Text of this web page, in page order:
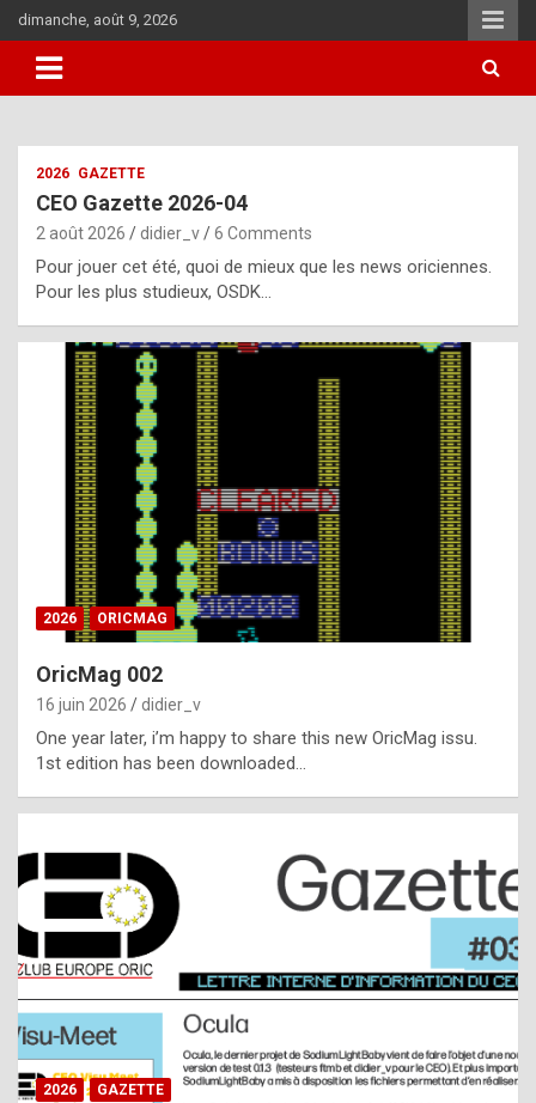
Skip
to
content
dimanche, août 9, 2026
i
u
l
y
d
i
ff
i
l
t
t
s
t
a
s
2026 GAZETTE
CEO Gazette 2026-04
2 août 2026 didier_v 6 Comments
Pour jouer cet été, quoi de mieux que les news oriciennes.
Pour les plus studieux, OSDK…
2026 ORICMAG
OricMag 002
16 juin 2026 didier_v
One year later, i’m happy to share this new OricMag issu.
1st edition has been downloaded…
2026 GAZETTE